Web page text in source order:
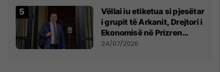
Vëllai iu etiketua si pjesëtar
i grupit të Arkanit, Drejtori i
Ekonomisë në Prizren
mohon pretendimet
24/07/2026